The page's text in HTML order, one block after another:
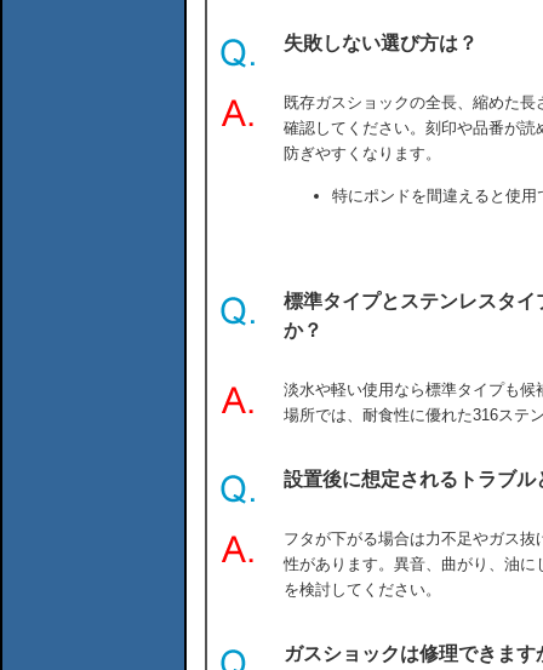
失敗しない選び方は？
既存ガスショックの全長、縮めた
確認してください。刻印や品番が
防ぎやすくなります。
特にポンドを間違えると使用
標準タイプとステンレスタ
か？
淡水や軽い使用なら標準タイプも
場所では、耐食性に優れた316ステ
設置後に想定されるトラブル
フタが下がる場合は力不足やガス
性があります。異音、曲がり、油
を検討してください。
ガスショックは修理できます